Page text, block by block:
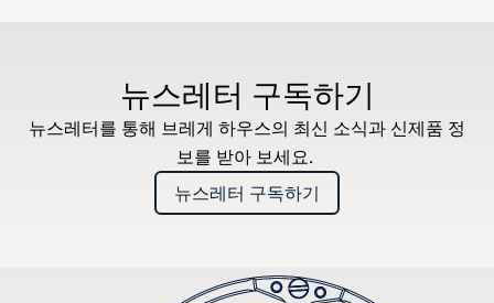
뉴스레터 구독하기
뉴스레터를 통해 브레게 하우스의 최신 소식과 신제품 정
보를 받아 보세요.
뉴스레터 구독하기